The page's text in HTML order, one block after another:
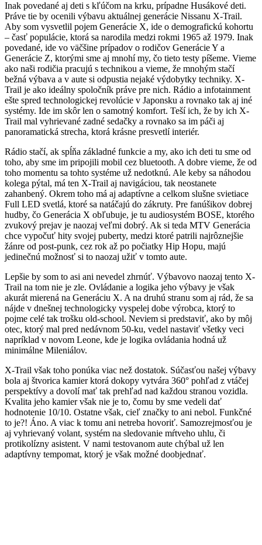
Inak povedané aj deti s kľúčom na krku, prípadne Husákové deti.
Práve tie by ocenili výbavu aktuálnej generácie Nissanu X-Trail.
Aby som vysvetlil pojem Generácie X, ide o demografickú kohortu
– časť populácie, ktorá sa narodila medzi rokmi 1965 až 1979. Inak
povedané, ide vo väčšine prípadov o rodičov Generácie Y a
Generácie Z, ktorými sme aj mnohí my, čo tieto testy píšeme. Vieme
ako naši rodičia pracujú s technikou a vieme, že mnohým stačí
bežná výbava a v aute si odpustia nejaké výdobytky techniky. X-
Trail je ako ideálny spoločník práve pre nich. Rádio a infotainment
ešte spred technologickej revolúcie v Japonsku a rovnako tak aj iné
systémy. Ide im skôr len o samotný komfort. Teší ich, že by ich X-
Trail mal vyhrievané zadné sedačky a rovnako sa im páči aj
panoramatická strecha, ktorá krásne presvetlí interiér.
Rádio stačí, ak spĺňa základné funkcie a my, ako ich deti tu sme od
toho, aby sme im pripojili mobil cez bluetooth. A dobre vieme, že od
toho momentu sa tohto systéme už nedotknú. Ale keby sa náhodou
kolega pýtal, má ten X-Trail aj navigáciou, tak neostanete
zahanbený. Okrem toho má aj adaptívne a celkom slušne svietiace
Full LED svetlá, ktoré sa natáčajú do zákruty. Pre fanúšikov dobrej
hudby, čo Generácia X obľubuje, je tu audiosystém BOSE, ktorého
zvukový prejav je naozaj veľmi dobrý. Ak si teda MTV Generácia
chce vypočuť hity svojej puberty, medzi ktoré patrili najrôznejšie
žánre od post-punk, cez rok až po počiatky Hip Hopu, majú
jedinečnú možnosť si to naozaj užiť v tomto aute.
Lepšie by som to asi ani nevedel zhrnúť. Výbavovo naozaj tento X-
Trail na tom nie je zle. Ovládanie a logika jeho výbavy je však
akurát mierená na Generáciu X. A na druhú stranu som aj rád, že sa
nájde v dnešnej technologicky vyspelej dobe výrobca, ktorý to
pojme celé tak trošku old-school. Neviem si predstaviť, ako by môj
otec, ktorý mal pred nedávnom 50-ku, vedel nastaviť všetky veci
napríklad v novom Leone, kde je logika ovládania hodná už
minimálne Mileniálov.
X-Trail však toho ponúka viac než dostatok. Súčasťou našej výbavy
bola aj štvorica kamier ktorá dokopy vytvára 360° pohľad z vtáčej
perspektívy a dovolí mať tak prehľad nad každou stranou vozidla.
Kvalita jeho kamier však nie je to, čomu by sme vedeli dať
hodnotenie 10/10. Ostatne však, cieľ značky to ani nebol. Funkčné
to je?! Áno. A viac k tomu ani netreba hovoriť. Samozrejmosťou je
aj vyhrievaný volant, systém na sledovanie mŕtveho uhlu, či
protikolízny asistent. V nami testovanom aute chýbal už len
adaptívny tempomat, ktorý je však možné doobjednať.